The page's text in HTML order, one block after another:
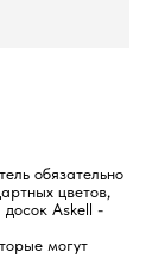
обязательно
цветов,
Askell -
могут